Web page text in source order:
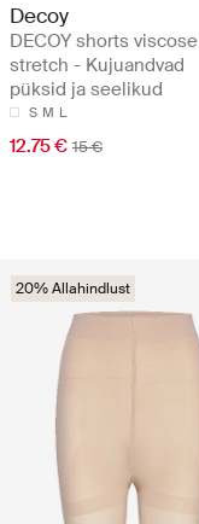
Decoy
DECOY shorts viscose
stretch - Kujuandvad
püksid ja seelikud
S M L
12.75 € 15 €
20% Allahindlust